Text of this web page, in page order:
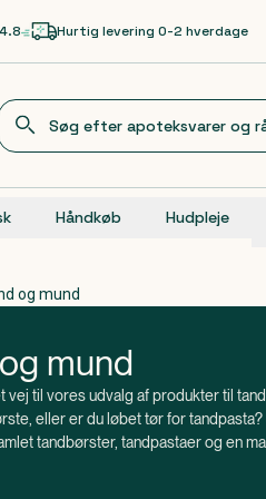
Hurtig levering 0-2 hverdage
Håndkøb Hudpleje
og mund
mund
vej til vores udvalg af produkter til
eller er du løbet tør for
tandbørster, tandpastaer og en